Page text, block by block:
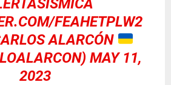
FEAHETPLW2
ALARCÓN
MAY 11,
2023